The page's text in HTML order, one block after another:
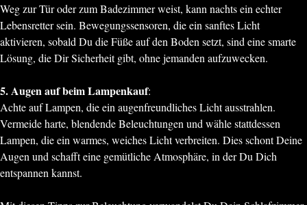
Weg zur Tür oder zum Badezimmer weist, kann nachts ein echter
Lebensretter sein. Bewegungssensoren, die ein sanftes Licht
aktivieren, sobald Du die Füße auf den Boden setzt, sind eine smarte
Lösung, die Dir Sicherheit gibt, ohne jemanden aufzuwecken.
5. Augen auf beim Lampenkauf:
Achte auf Lampen, die ein augenfreundliches Licht ausstrahlen.
Vermeide harte, blendende Beleuchtungen und wähle stattdessen
Lampen, die ein warmes, weiches Licht verbreiten. Dies schont Deine
Augen und schafft eine gemütliche Atmosphäre, in der Du Dich
entspannen kannst.